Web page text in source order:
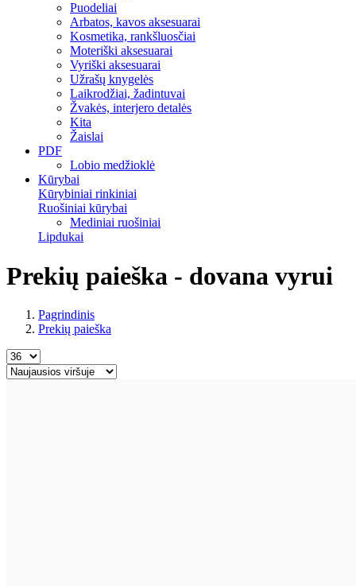
Puodeliai
Arbatos, kavos aksesuarai
Kosmetika, rankšluosčiai
Moteriški aksesuarai
Vyriški aksesuarai
Užrašų knygelės
Laikrodžiai, žadintuvai
Žvakės, interjero detalės
Kita
Žaislai
PDF
Lobio medžioklė
Kūrybai
Kūrybiniai rinkiniai
Ruošiniai kūrybai
Mediniai ruošiniai
Lipdukai
Prekių paieška - dovana vyrui
Pagrindinis
Prekių paieška